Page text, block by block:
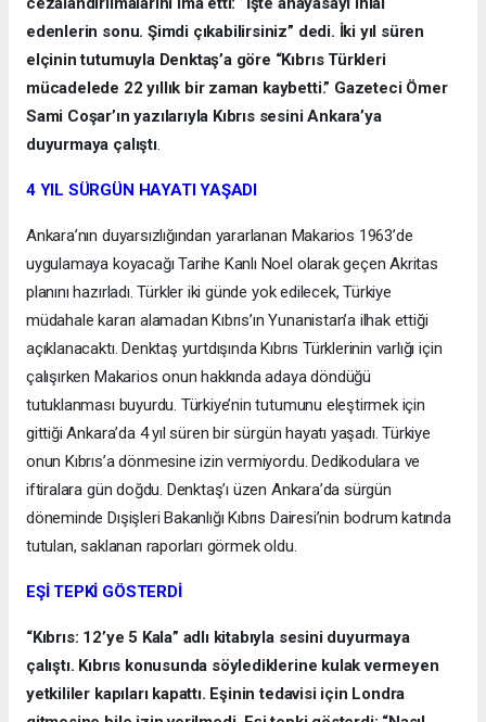
edenlerin sonu. Şimdi çıkabilirsiniz” dedi. İki yıl süren
elçinin tutumuyla Denktaş’a göre “Kıbrıs Türkleri
mücadelede 22 yıllık bir zaman kaybetti.” Gazeteci Ömer
Sami Coşar’ın yazılarıyla Kıbrıs sesini Ankara’ya
duyurmaya çalıştı.
4 YIL SÜRGÜN HAYATI YAŞADI
Ankara’nın duyarsızlığından yararlanan Makarios 1963’de
uygulamaya koyacağı Tarihe Kanlı Noel olarak geçen Akritas
planını hazırladı. Türkler iki günde yok edilecek, Türkiye
müdahale kararı alamadan Kıbrıs’ın Yunanistan’a ilhak ettiği
açıklanacaktı. Denktaş yurtdışında Kıbrıs Türklerinin varlığı için
çalışırken Makarios onun hakkında adaya döndüğü
tutuklanması buyurdu. Türkiye’nin tutumunu eleştirmek için
gittiği Ankara’da 4 yıl süren bir sürgün hayatı yaşadı. Türkiye
onun Kıbrıs’a dönmesine izin vermiyordu. Dedikodulara ve
iftiralara gün doğdu. Denktaş’ı üzen Ankara’da sürgün
döneminde Dışişleri Bakanlığı Kıbrıs Dairesi’nin bodrum katında
tutulan, saklanan raporları görmek oldu.
EŞİ TEPKİ GÖSTERDİ
“Kıbrıs: 12’ye 5 Kala” adlı kitabıyla sesini duyurmaya
çalıştı. Kıbrıs konusunda söylediklerine kulak vermeyen
yetkililer kapıları kapattı. Eşinin tedavisi için Londra